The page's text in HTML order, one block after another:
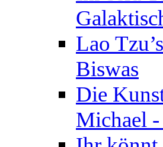
Lao
Biswas
Die
Michael